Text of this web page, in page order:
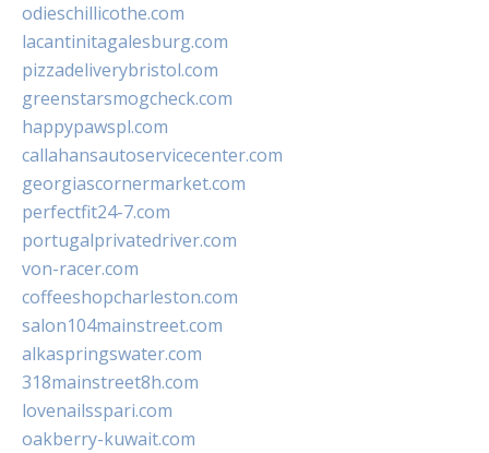
odieschillicothe.com
lacantinitagalesburg.com
pizzadeliverybristol.com
greenstarsmogcheck.com
happypawspl.com
callahansautoservicecenter.com
georgiascornermarket.com
perfectfit24-7.com
portugalprivatedriver.com
von-racer.com
coffeeshopcharleston.com
salon104mainstreet.com
alkaspringswater.com
318mainstreet8h.com
lovenailsspari.com
oakberry-kuwait.com